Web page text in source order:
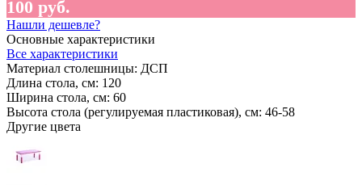
100 руб.
Нашли дешевле?
Основные характеристики
Все характеристики
Материал столешницы: ДСП
Длина стола, см: 120
Ширина стола, см: 60
Высота стола (регулируемая пластиковая), см: 46-58
Другие цвета